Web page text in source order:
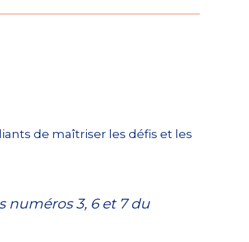
de maîtriser les défis et les
numéros 3, 6 et 7 du